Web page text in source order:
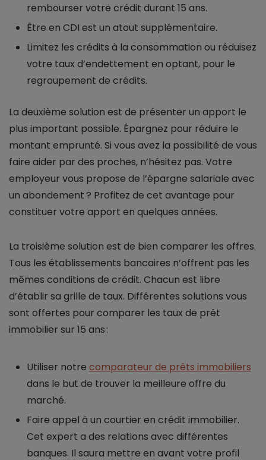
rembourser votre crédit durant 15 ans.
Être en CDI est un atout supplémentaire.
Limitez les crédits à la consommation ou réduisez
votre taux d’endettement en optant, pour le
regroupement de crédits.
La deuxième solution est de présenter un apport le
plus important possible. Épargnez pour réduire le
montant emprunté. Si vous avez la possibilité de vous
faire aider par des proches, n’hésitez pas. Votre
employeur vous propose de l’épargne salariale avec
un abondement ? Profitez de cet avantage pour
constituer votre apport en quelques années.
La troisième solution est de bien comparer les offres.
Tous les établissements bancaires n’offrent pas les
mêmes conditions de crédit. Chacun est libre
d’établir sa grille de taux. Différentes solutions vous
sont offertes pour comparer les taux de prêt
immobilier sur 15 ans :
Utiliser notre comparateur de prêts immobiliers
dans le but de trouver la meilleure offre du
marché.
Faire appel à un courtier en crédit immobilier.
Cet expert a des relations avec différentes
banques. Il saura mettre en avant votre profil